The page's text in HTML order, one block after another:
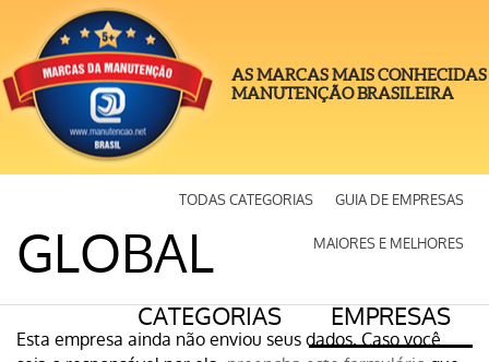
AS MARCAS MAIS
MANUTENÇÃO BRASILEIRA
TODAS CATEGORIAS GUIA DE EMPRESAS
MAIORES E MELHORES
CATEGORIAS EMPRESAS
GLOBAL
Esta empresa ainda não enviou seus dados. Caso você